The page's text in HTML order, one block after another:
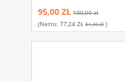
95,00 ZŁ 100,00 zł
(netto:77,24 ZŁ 81,30 Zł)